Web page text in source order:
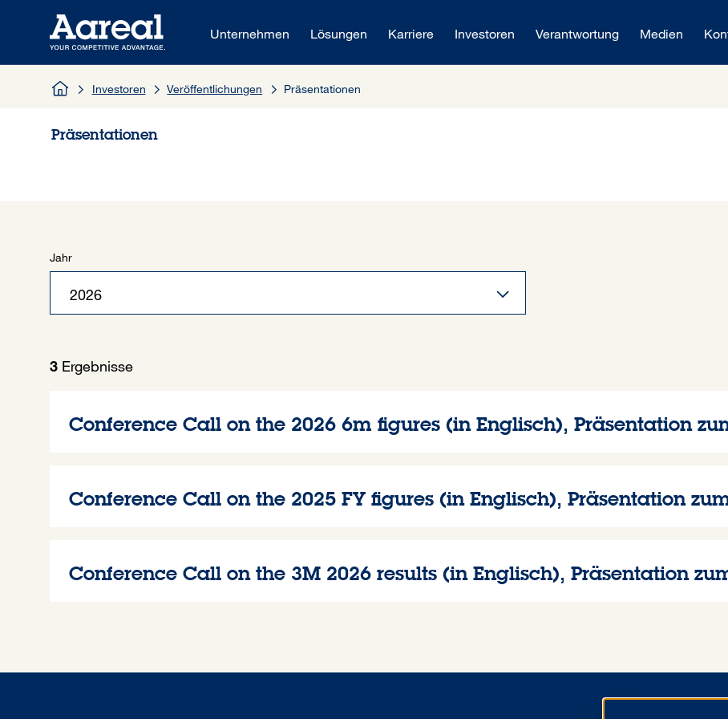
Unternehmen Lösungen Karriere Investoren Verantwortung Medien
Investoren Veröffentlichungen Präsentationen
Präsentationen
Jahr
3 Ergebnisse
Conference Call on the 2026 6m figures (in Englisch), Präsentation
Conference Call on the 2025 FY figures (in Englisch), Präsentation
Conference Call on the 3M 2026 results (in Englisch), Präsentation